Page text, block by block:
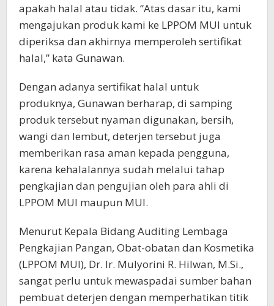
apakah halal atau tidak. “Atas dasar itu, kami
mengajukan produk kami ke LPPOM MUI untuk
diperiksa dan akhirnya memperoleh sertifikat
halal,” kata Gunawan.
Dengan adanya sertifikat halal untuk
produknya, Gunawan berharap, di samping
produk tersebut nyaman digunakan, bersih,
wangi dan lembut, deterjen tersebut juga
memberikan rasa aman kepada pengguna,
karena kehalalannya sudah melalui tahap
pengkajian dan pengujian oleh para ahli di
LPPOM MUI maupun MUI.
Menurut Kepala Bidang Auditing Lembaga
Pengkajian Pangan, Obat-obatan dan Kosmetika
(LPPOM MUI), Dr. Ir. Mulyorini R. Hilwan, M.Si.,
sangat perlu untuk mewaspadai sumber bahan
pembuat deterjen dengan memperhatikan titik